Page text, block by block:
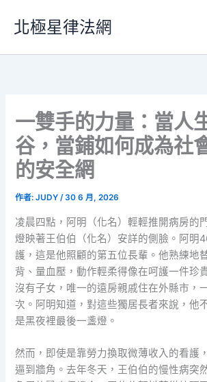
要
北極星律法網
一雙手的力量：當人
谷，當鋪如何成為社
的安全網
作者:JUDY/30 6 月, 2026
凌晨四點，阿明（化名）輕輕推開病房的
燈映著王伯伯（化名）安詳的側臉。阿明
護，這是他照顧的第五位長輩。他熟練地
背、量血壓，動作輕柔得像在呵護一件珍
沒有子女，唯一的遠房親戚住在外縣市，
次。阿明知道，對這些獨居長者來說，他
是黑夜裡最後一盞燈。
然而，即使是靠勞力換取微薄收入的看護
逼到牆角。去年冬天，王伯伯的慢性病突